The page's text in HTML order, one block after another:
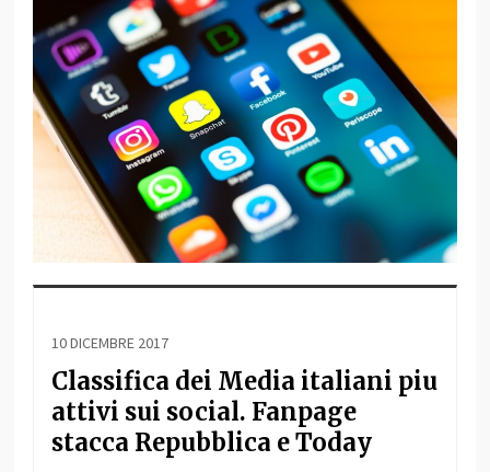
10 DICEMBRE 2017
Classifica dei Media italiani piu
attivi sui social. Fanpage
stacca Repubblica e Today